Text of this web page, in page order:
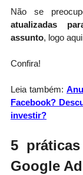
Não se
atualizadas
assunto, logo
Confira!
Leia também:
Facebook?
investir?
5
Google